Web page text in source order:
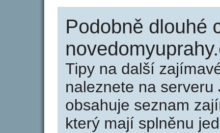
Podobně dlouhé
Tipy na další
naleznete na serveru
obsahuje seznam
který mají splněnu